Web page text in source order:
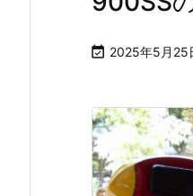
 2025年5月25